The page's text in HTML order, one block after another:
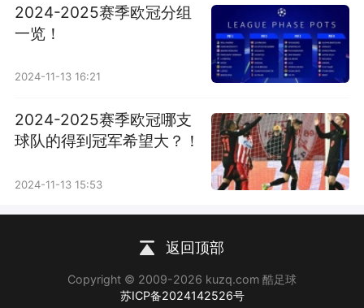
2024-2025赛季欧冠分组
一览！
2024-11-13 16:21
2024-2025赛季欧冠哪支
球队的得到冠军希望大？！
2024-11-13 15:53
返回顶部
Copyright © 2009-2026 kuzq.com 酷足球
苏ICP备2024142526号